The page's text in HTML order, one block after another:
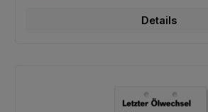
Details